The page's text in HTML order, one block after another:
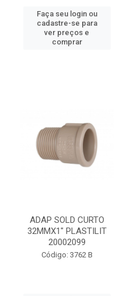
Faça seu login ou
cadastre-se para
ver preços e
comprar
ADAP SOLD CURTO
32MMX1" PLASTILIT
20002099
Código: 3762 B